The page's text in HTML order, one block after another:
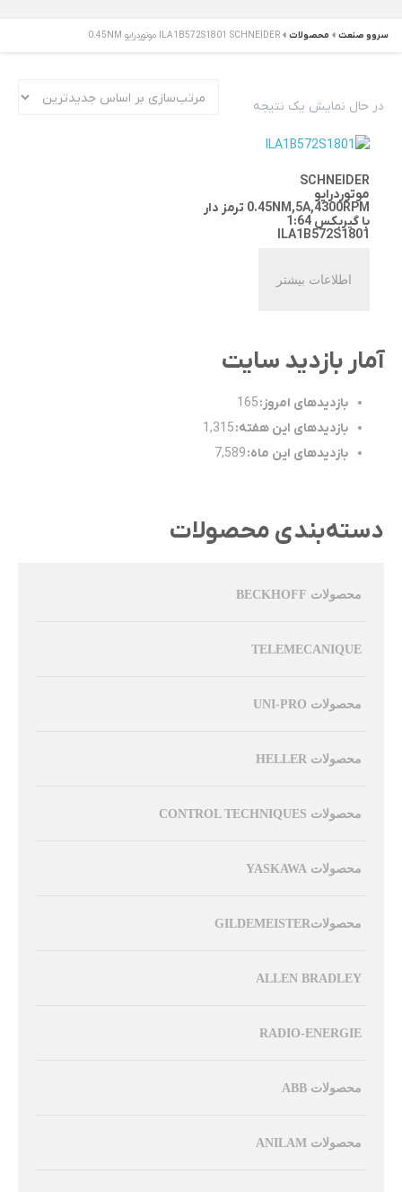
سروو صنعت محصولات ILA1B572S1801 SCHNEIDER موتوردرایو 0.45NM
در حال نمایش یک نتیجه
SCHNEIDER
موتوردرایو
0.45NM,5A,4300RPM ترمز دار
با گیربکس 1:64
ILA1B572S1801
اطلاعات بیشتر
آمار بازدید سایت
بازدیدهای امروز:165
بازدیدهای این هفته:1,315
بازدیدهای این ماه:7,589
دسته‌بندی محصولات
محصولات BECKHOFF
TELEMECANIQUE
محصولات UNI-PRO
محصولات HELLER
محصولات CONTROL TECHNIQUES
محصولات YASKAWA
محصولاتGILDEMEISTER
ALLEN BRADLEY
RADIO-ENERGIE
محصولات ABB
محصولات ANILAM